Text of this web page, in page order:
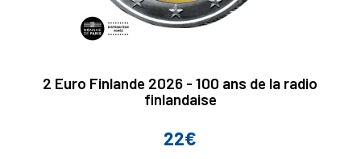
2 Euro Finlande 2026 - 100 ans de la radio
finlandaise
Prix
22€